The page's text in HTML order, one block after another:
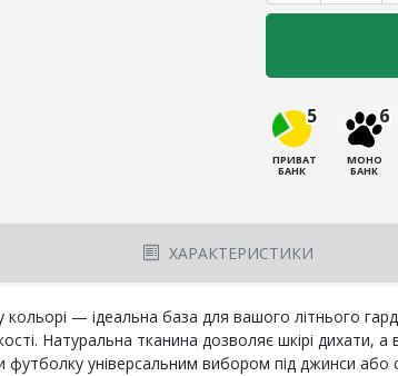
5
ПРИВАТ
БАНК
6
МОНО
БАНК
ХАРАКТЕРИСТИКИ
— ідеальна база для вашого літнього
Натуральна тканина дозволяє шкірі
футболку універсальним вибором під джинси